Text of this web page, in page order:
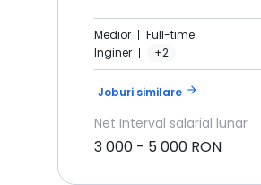
Medior
Full-time
Inginer
+2
Joburi similare arrow_forward
Net Interval salarial lunar
3 000 - 5 000 RON